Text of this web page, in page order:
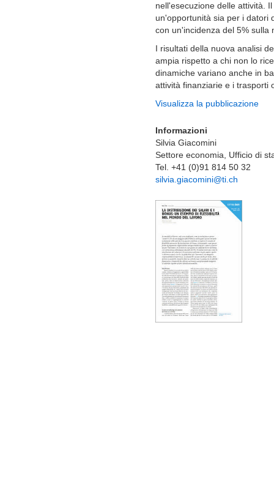
nell'esecuzione delle attività.
un'opportunità sia per i datori
con un'incidenza del 5% sulla
I risultati della nuova analisi
ampia rispetto a chi non lo
dinamiche variano anche in
attività finanziarie e i trasporti
Visualizza la pubblicazione
Informazioni
Silvia Giacomini
Settore economia, Ufficio di
Tel. +41 (0)91 814 50 32
silvia.giacomini@ti.ch